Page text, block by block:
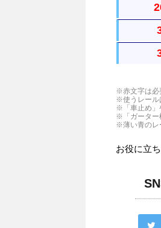
まっす
曲がっ
直線レ
※赤文字は必
※使うレール
※「車止め」
※「ガーター
※薄い青のレ
お役に立